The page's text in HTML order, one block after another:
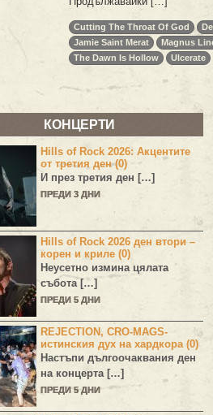
Cutting The Throat Of God
Jamie Saint Merat
Magnus
The Dawn Is Hollow
Ulcerate
КОНЦЕРТИ
Hills of Rock 2026: Акцентите
от третия ден (0)
И през третия ден […]
ПРЕДИ 3 ДНИ
Hills of Rock 2026 ден втори –
корен и криле (0)
Неусетно измина цялата
събота […]
ПРЕДИ 5 ДНИ
REJECTION, CRO-MAGS-
истинския дух на хардкора (0)
Настъпи дългоочаквания ден
на концерта […]
ПРЕДИ 5 ДНИ